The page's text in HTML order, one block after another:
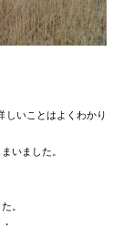
しいことはよくわかり
いました。
。